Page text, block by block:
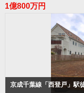
1億800万円
京成千葉線「西登戸」駅